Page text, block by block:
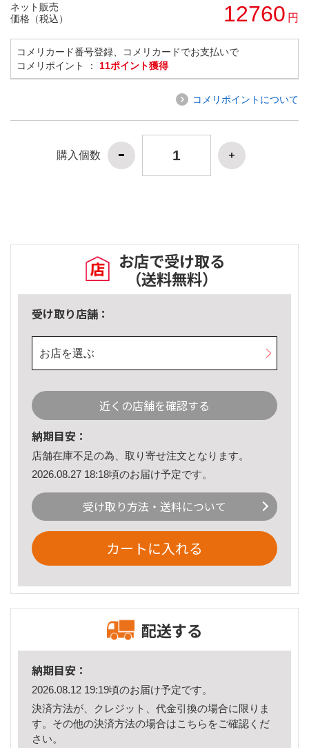
ネット販売
価格（税込）
12760 円
コメリカード番号登録、コメリカードでお支払いで
コメリポイント ： 11ポイント獲得
コメリポイントについて
購入個数
お店で受け取る
（送料無料）
受け取り店舗：
お店を選ぶ
近くの店舗を確認する
納期目安：
店舗在庫不足の為、取り寄せ注文となります。
2026.08.27 18:18頃のお届け予定です。
受け取り方法・送料について
カートに入れる
配送する
納期目安：
2026.08.12 19:19頃のお届け予定です。
決済方法が、クレジット、代金引換の場合に限りま
す。その他の決済方法の場合はこちら をご確認くだ
さい。